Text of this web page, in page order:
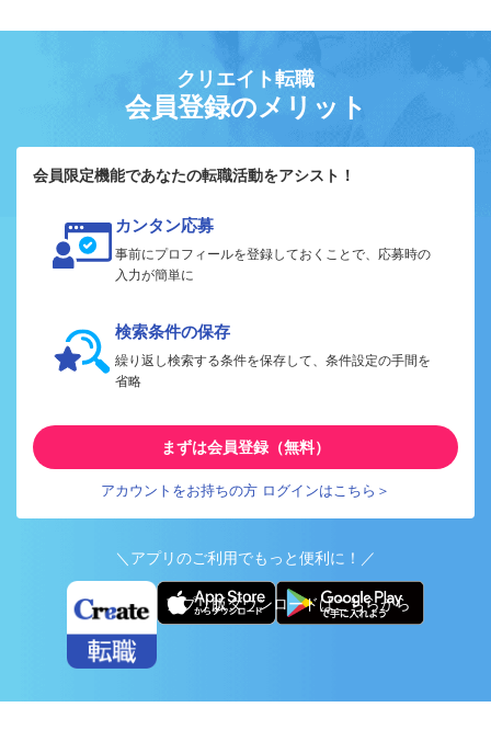
クリエイト転職
会員登録のメリット
会員限定機能であなたの転職活動をアシスト！
カンタン応募
事前にプロフィールを登録しておくことで、応募時の
入力が簡単に
検索条件の保存
繰り返し検索する条件を保存して、条件設定の手間を
省略
まずは会員登録（無料）
アカウントをお持ちの方 ログインはこちら＞
＼アプリのご利用でもっと便利に！／
アプリ版ダウンロードはこちらから